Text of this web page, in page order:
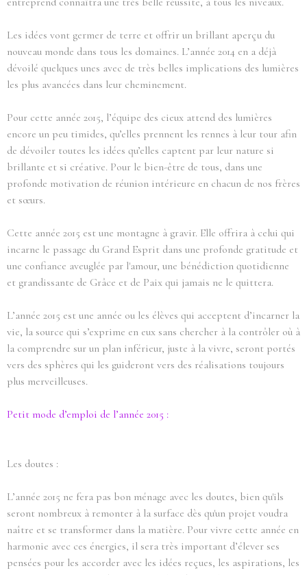
Les idées vont germer de terre et offrir un brillant aperçu du
nouveau monde dans tous les domaines. L’année 2014 en a déjà
dévoilé quelques unes avec de très belles implications des lumières
les plus avancées dans leur cheminement.
Pour cette année 2015, l’équipe des cieux attend des lumières
encore un peu timides, qu’elles prennent les rennes à leur tour afin
de dévoiler toutes les idées qu’elles captent par leur nature si
brillante et si créative. Pour le bien-être de tous, dans une
profonde motivation de réunion intérieure en chacun de nos frères
et sœurs.
Cette année 2015 est une montagne à gravir. Elle offrira à celui qui
incarne le passage du Grand Esprit dans une profonde gratitude et
une confiance aveuglée par l'amour, une bénédiction quotidienne
et grandissante de Grâce et de Paix qui jamais ne le quittera.
L’année 2015 est une année ou les élèves qui acceptent d’incarner la
vie, la source qui s’exprime en eux sans chercher à la contrôler où à
la comprendre sur un plan inférieur, juste à la vivre, seront portés
vers des sphères qui les guideront vers des réalisations toujours
plus merveilleuses.
Petit mode d’emploi de l’année 2015 :
Les doutes :
L’année 2015 ne fera pas bon ménage avec les doutes, bien qu'ils
seront nombreux à remonter à la surface dès qu'un projet voudra
naître et se transformer dans la matière. Pour vivre cette année en
harmonie avec ces énergies, il sera très important d’élever ses
pensées pour les accorder avec les idées reçues, les aspirations, les